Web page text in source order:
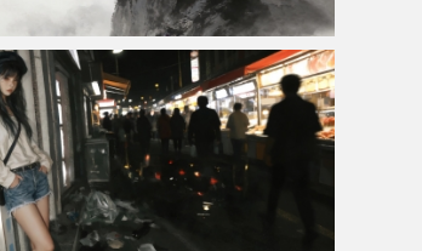
高山 云海 车机4k壁纸高清全屏